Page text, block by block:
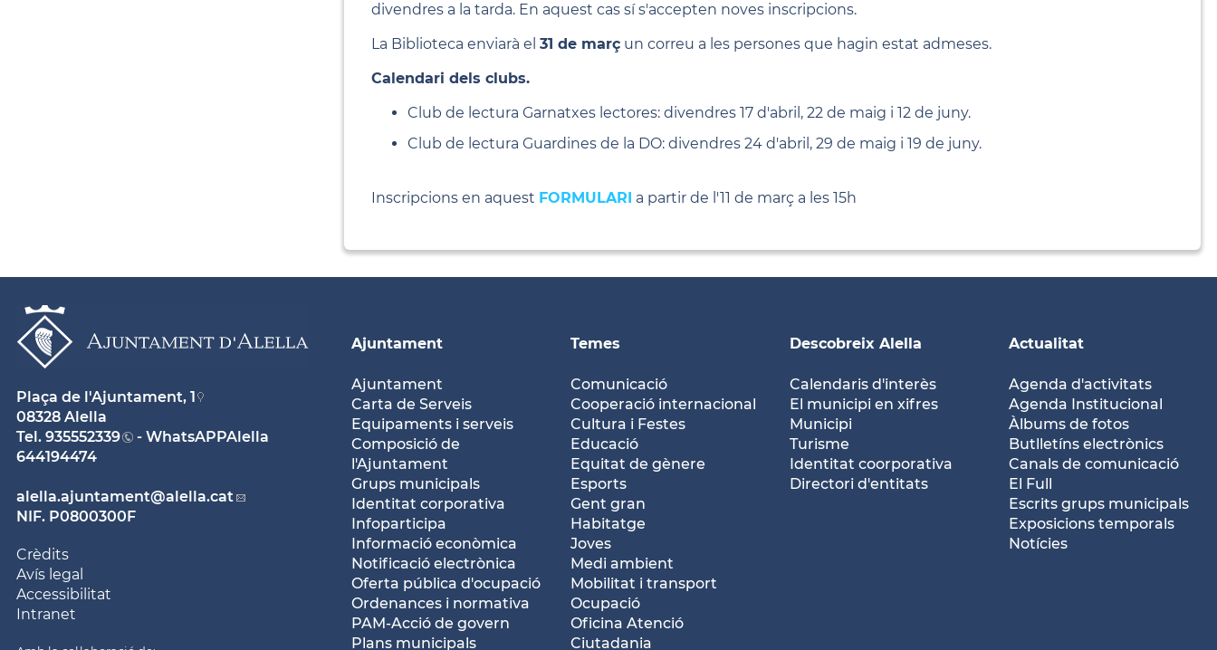
divendres a la tarda. En aquest cas sí s'accepten noves inscripcions.
La Biblioteca enviarà el 31 de marçun correu a les persones que hagin estat admeses.
Calendari dels clubs.
Club de lectura Garnatxes lectores: divendres 17 d'abril, 22 de maig i 12 de juny.
Club de lectura Guardines de la DO: divendres 24 d'abril, 29 de maig i 19 de juny.
Inscripcions en aquest FORMULARI a partir de l'11 de març a les 15h
Ajuntament
Ajuntament
Carta de Serveis
Equipaments i serveis
Composició de
l'Ajuntament
Grups municipals
Identitat corporativa
Infoparticipa
Informació econòmica
Notificació electrònica
Oferta pública d'ocupació
Ordenances i normativa
PAM-Acció de govern
Plans municipals
Temes
Comunicació
Cooperació internacional
Cultura i Festes
Educació
Equitat de gènere
Esports
Gent gran
Habitatge
Joves
Medi ambient
Mobilitat i transport
Ocupació
Oficina Atenció
Ciutadania
Descobreix Alella
Calendaris d'interès
El municipi en xifres
Municipi
Turisme
Identitat coorporativa
Directori d'entitats
Actualitat
Agenda d'activitats
Agenda Institucional
Àlbums de fotos
Butlletíns electrònics
Canals de comunicació
El Full
Escrits grups municipals
Exposicions temporals
Notícies
Plaça de l'Ajuntament, 1
08328 Alella
Tel. 935552339
- WhatsAPPAlella
644194474
alella.ajuntament@alella.cat
NIF. P0800300F
Crèdits
Avís legal
Accessibilitat
Intranet